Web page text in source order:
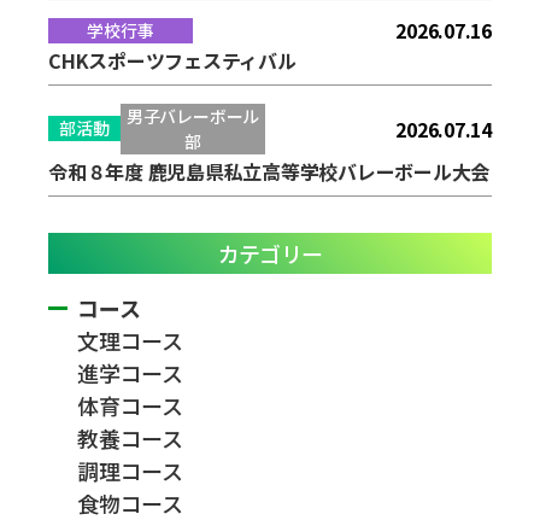
学校行事
2026.07.16
CHKスポーツフェスティバル
部活動
男子バレーボール
部
2026.07.14
令和８年度 鹿児島県私立高等学校バレーボール大会
カテゴリー
コース
文理コース
進学コース
体育コース
教養コース
調理コース
食物コース